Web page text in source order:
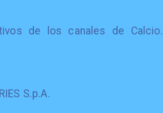
de los canales de Calcio.
S.p.A.